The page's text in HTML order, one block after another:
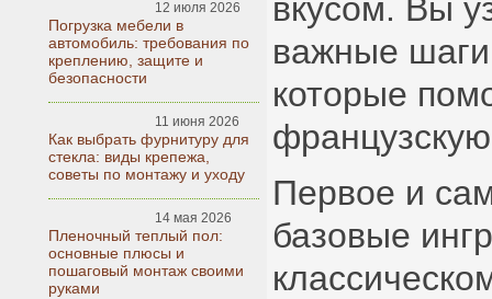
12 июля 2026
Погрузка мебели в
автомобиль: требования по
креплению, защите и
безопасности
11 июня 2026
Как выбрать фурнитуру для
стекла: виды крепежа,
советы по монтажу и уходу
14 мая 2026
Пленочный теплый пол:
основные плюсы и
пошаговый монтаж своими
руками
вкусом. Вы
важные шаги
которые
Первое и
базовые